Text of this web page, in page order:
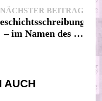
NÄCHSTER BEITRAG
– im Namen des …
AUCH